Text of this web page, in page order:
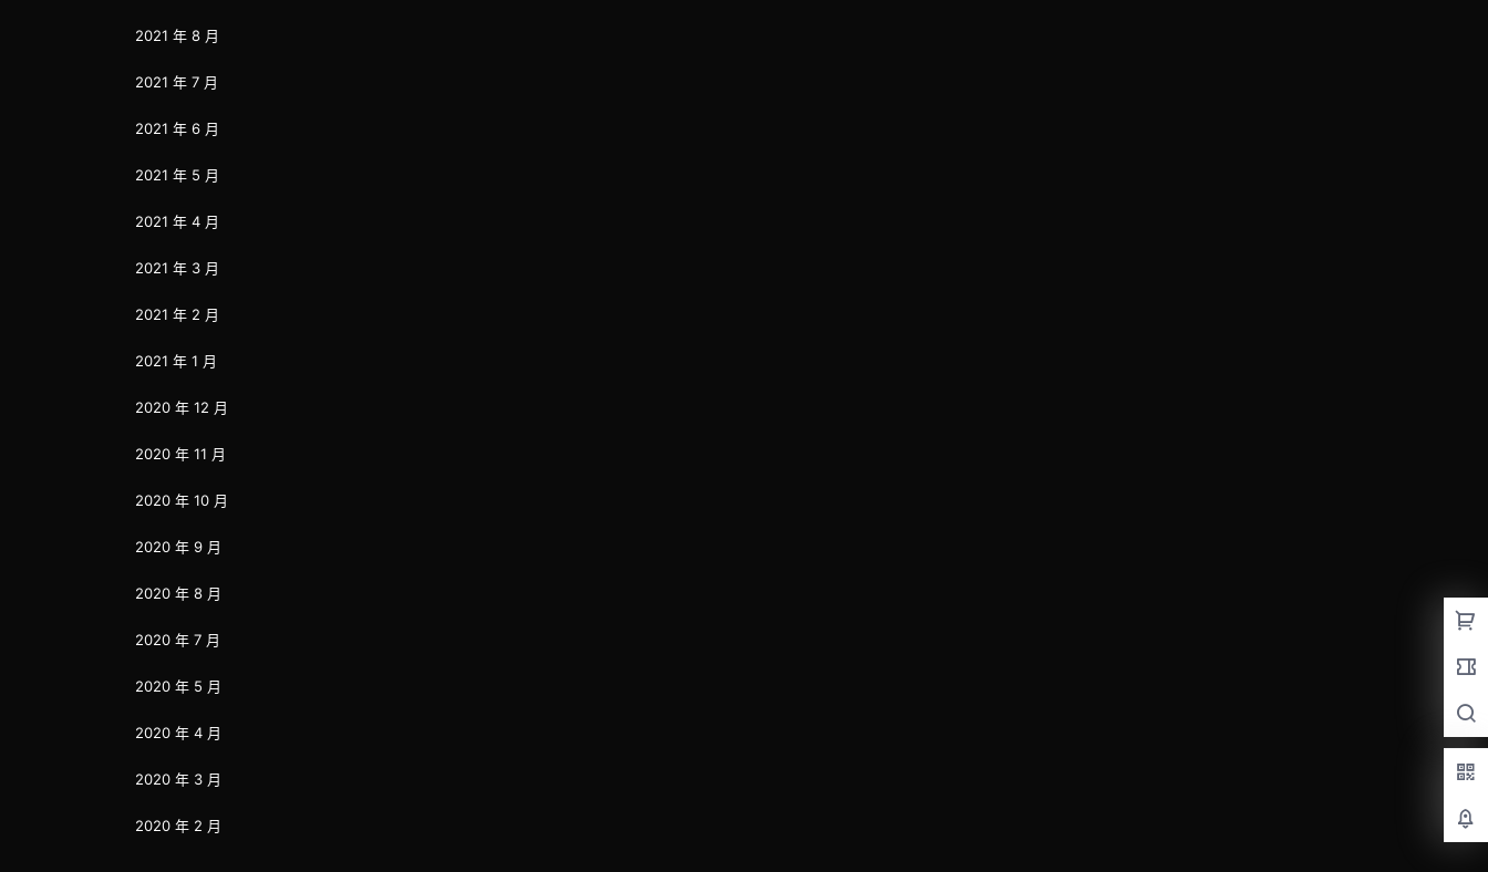
2021 年 8 月
2021 年 7 月
2021 年 6 月
2021 年 5 月
2021 年 4 月
2021 年 3 月
2021 年 2 月
2021 年 1 月
2020 年 12 月
2020 年 11 月
2020 年 10 月
2020 年 9 月
2020 年 8 月
2020 年 7 月
2020 年 5 月
2020 年 4 月
2020 年 3 月
2020 年 2 月